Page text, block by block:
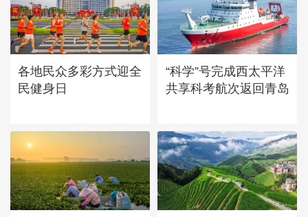
各地民众多彩方式迎全
民健身日
“科学”号完成西太平洋
共享科考航次返回青岛